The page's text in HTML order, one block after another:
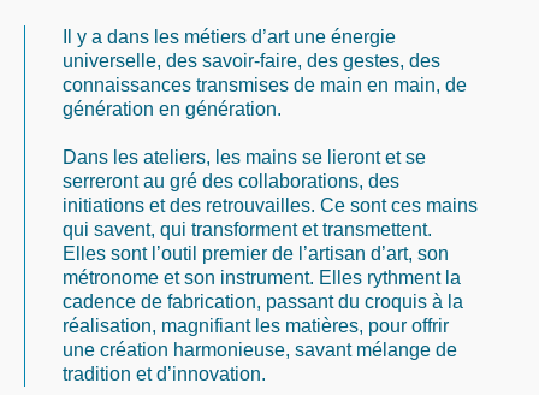
Il y a dans les métiers d’art une énergie
universelle, des savoir-faire, des gestes, des
connaissances transmises de main en main, de
génération en génération.
Dans les ateliers, les mains se lieront et se
serreront au gré des collaborations, des
initiations et des retrouvailles. Ce sont ces mains
qui savent, qui transforment et transmettent.
Elles sont l’outil premier de l’artisan d’art, son
métronome et son instrument. Elles rythment la
cadence de fabrication, passant du croquis à la
réalisation, magnifiant les matières, pour offrir
une création harmonieuse, savant mélange de
tradition et d’innovation.